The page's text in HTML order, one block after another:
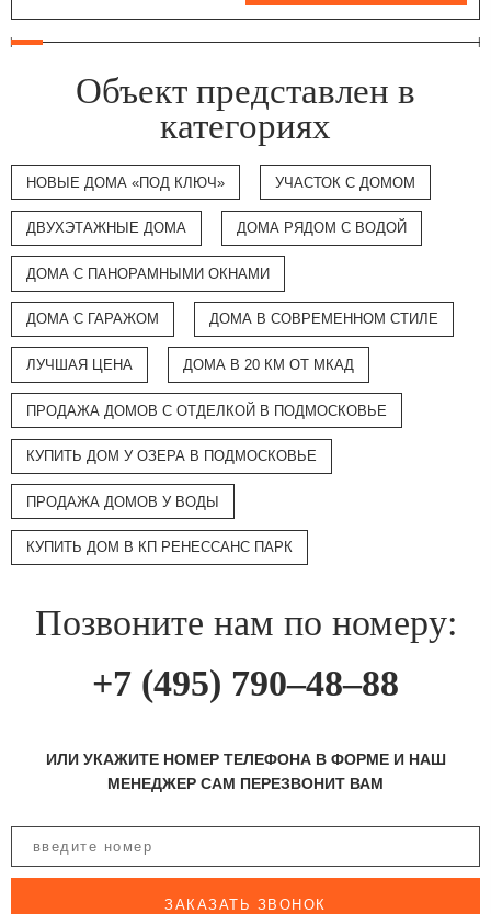
Объект представлен в
категориях
НОВЫЕ ДОМА «ПОД КЛЮЧ» УЧАСТОК С ДОМОМ
ДВУХЭТАЖНЫЕ ДОМА ДОМА РЯДОМ С ВОДОЙ
ДОМА С ПАНОРАМНЫМИ ОКНАМИ
ДОМА С ГАРАЖОМ ДОМА В СОВРЕМЕННОМ СТИЛЕ
ЛУЧШАЯ ЦЕНА ДОМА В 20 КМ ОТ МКАД
ПРОДАЖА ДОМОВ С ОТДЕЛКОЙ В ПОДМОСКОВЬЕ
КУПИТЬ ДОМ У ОЗЕРА В ПОДМОСКОВЬЕ
ПРОДАЖА ДОМОВ У ВОДЫ
КУПИТЬ ДОМ В КП РЕНЕССАНС ПАРК
Позвоните нам по номеру:
+7 (495) 790–48–88
ИЛИ УКАЖИТЕ НОМЕР ТЕЛЕФОНА В ФОРМЕ И НАШ
МЕНЕДЖЕР САМ ПЕРЕЗВОНИТ ВАМ
ЗАКАЗАТЬ ЗВОНОК